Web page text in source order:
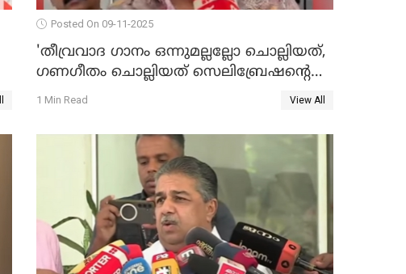
Posted On 09-11-2025
'തീവ്രവാദ ഗാനം ഒന്നുമല്ലല്ലോ ചൊല്ലിയത്,
ഗണഗീതം ചൊല്ലിയത് സെലിബ്രേഷന്റെ
ഭാഗം'; സുരേഷ് ഗോപി WATCH VIDEO
1 Min Read View All